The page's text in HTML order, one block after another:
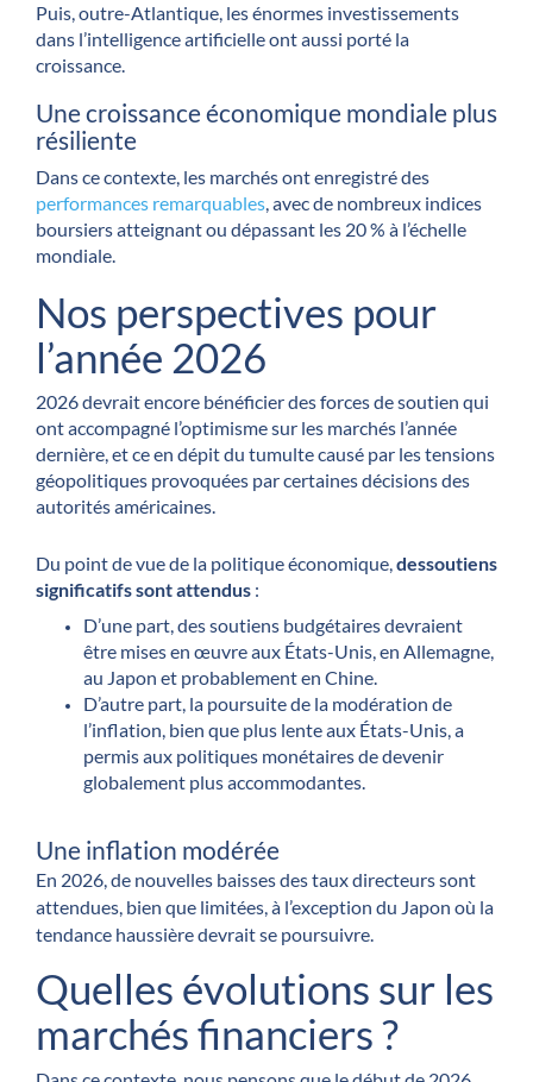
Puis, outre-Atlantique, les énormes investissements
dans l’intelligence artificielle ont aussi porté la
croissance.
Une croissance économique mondiale plus
résiliente
Dans ce contexte, les marchés ont enregistré des
performances remarquables, avec de nombreux indices
boursiers atteignant ou dépassant les 20 % à l’échelle
mondiale.
Nos perspectives pour
l’année 2026
2026 devrait encore bénéficier des forces de soutien qui
ont accompagné l’optimisme sur les marchés l’année
dernière, et ce en dépit du tumulte causé par les tensions
géopolitiques provoquées par certaines décisions des
autorités américaines.
Du point de vue de la politique économique,dessoutiens
significatifs sont attendus :
D’une part, des soutiens budgétaires devraient
être mises en œuvre aux États-Unis, en Allemagne,
au Japon et probablement en Chine.
D’autre part, la poursuite de la modération de
l’inflation, bien que plus lente aux États-Unis, a
permis aux politiques monétaires de devenir
globalement plus accommodantes.
Une inflation modérée
En 2026, de nouvelles baisses des taux directeurs sont
attendues, bien que limitées, à l’exception du Japon où la
tendance haussière devrait se poursuivre.
Quelles évolutions sur les
marchés financiers ?